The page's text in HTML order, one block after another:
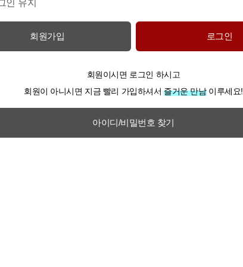
인 유지
회원가입 로그인
회원이시면 로그인 하시고
회원이 아니시면 지금 빨리 가입하셔서즐거운 만남이루세요!
아이디/비밀번호 찾기